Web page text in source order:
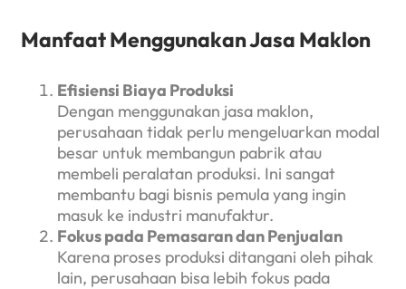
Manfaat Menggunakan Jasa Maklon
Efisiensi Biaya Produksi
Dengan menggunakan jasa maklon,
perusahaan tidak perlu mengeluarkan modal
besar untuk membangun pabrik atau
membeli peralatan produksi. Ini sangat
membantu bagi bisnis pemula yang ingin
masuk ke industri manufaktur.
Fokus pada Pemasaran dan Penjualan
Karena proses produksi ditangani oleh pihak
lain, perusahaan bisa lebih fokus pada